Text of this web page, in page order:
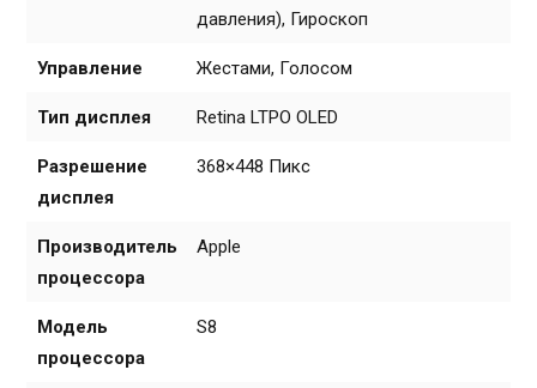
давления), Гироскоп
Управление Жестами, Голосом
Тип дисплея Retina LTPO OLED
Разрешение
дисплея
368×448 Пикс
Производитель
процессора
Apple
Модель
процессора
S8